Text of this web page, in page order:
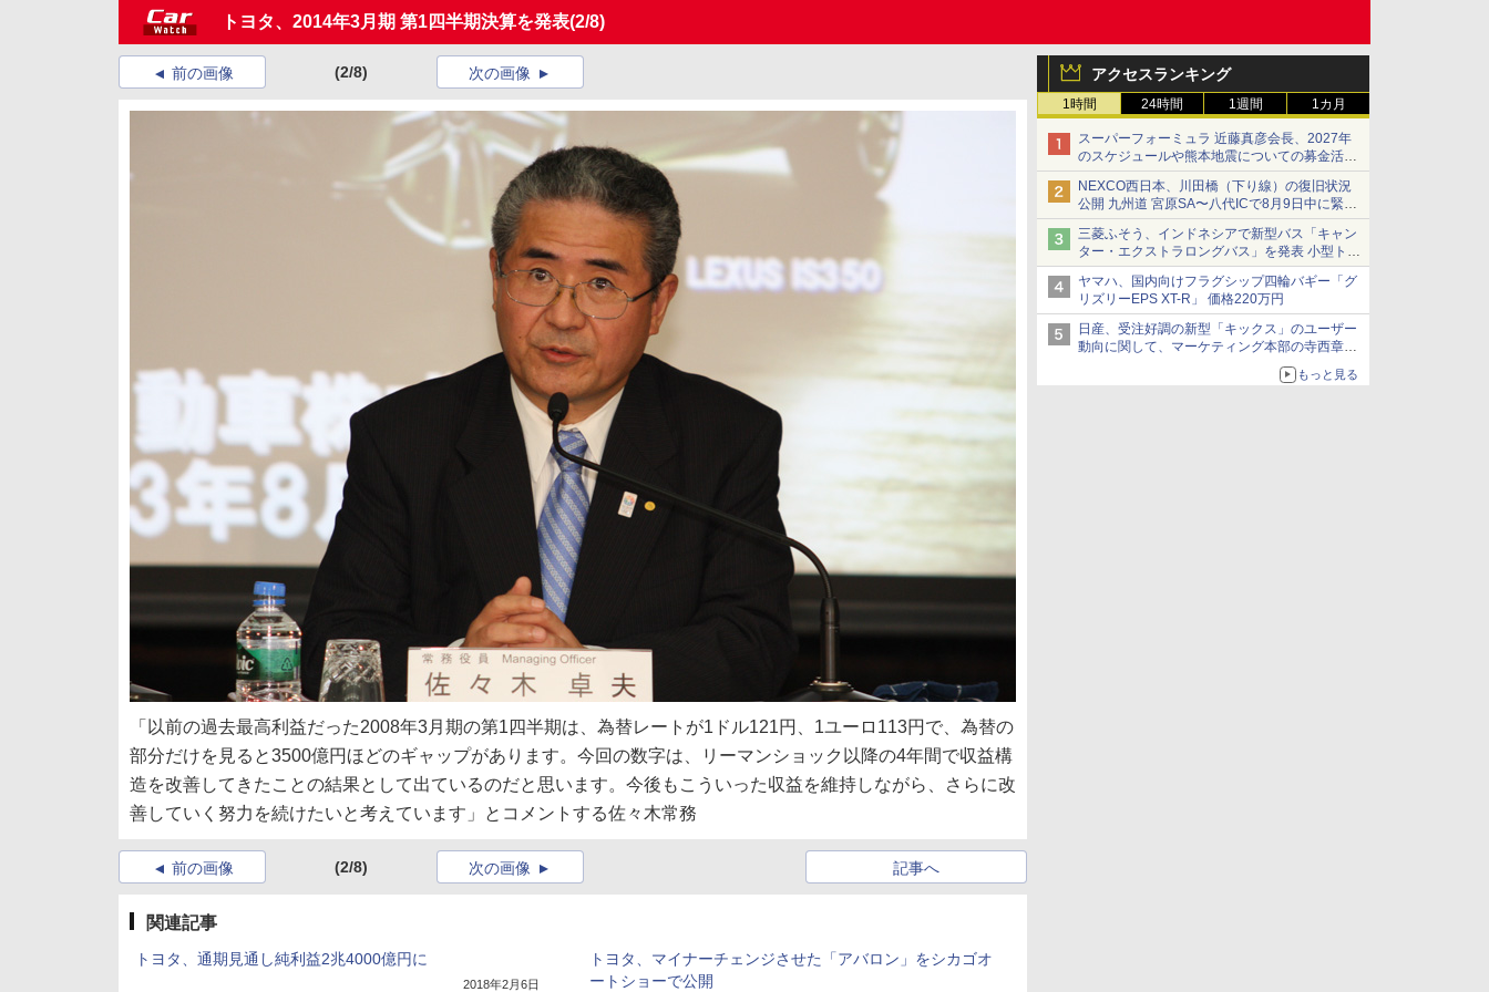
トヨタ、2014年3月期 第1四半期決算を発表(2/8)
アクセスランキング
1時間 24時間 1週間 1カ月
スーパーフォーミュラ 近藤真彦会長、2027年
のスケジュールや熊本地震についての募金活動
を紹介
NEXCO西日本、川田橋（下り線）の復旧状況
公開 九州道 宮原SA〜八代ICで8月9日中に緊急
車両を通行可能に
三菱ふそう、インドネシアで新型バス「キャン
ター・エクストラロングバス」を発表 小型トラ
ックベースの観光・旅客輸送向けバス
ヤマハ、国内向けフラグシップ四輪バギー「グ
リズリーEPS XT-R」 価格220万円
日産、受注好調の新型「キックス」のユーザー
動向に関して、マーケティング本部の寺西章氏
もっと見る
前の画像 (2/8) 次の画像
「以前の過去最高利益だった2008年3月期の第1四半期は、為替レートが1ドル121円、1ユーロ113円で、為替の
部分だけを見ると3500億円ほどのギャップがあります。今回の数字は、リーマンショック以降の4年間で収益構
造を改善してきたことの結果として出ているのだと思います。今後もこういった収益を維持しながら、さらに改
善していく努力を続けたいと考えています」とコメントする佐々木常務
前の画像 (2/8) 記事へ
次の画像
関連記事
トヨタ、通期見通し純利益2兆4000億円に
2018年2月6日
トヨタ、マイナーチェンジさせた「アバロン」をシカゴオ
ートショーで公開